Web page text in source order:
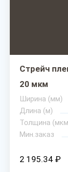
Стрейч
20 мкм
Ширина (мм)
Длина (м)
Толщина
Мин.заказ
2 195.34 ₽